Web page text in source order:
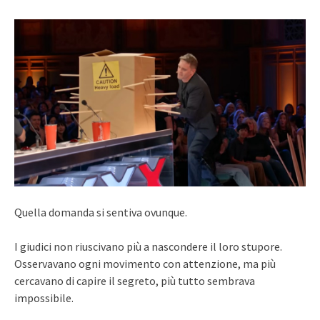
Quella domanda si sentiva ovunque.
I giudici non riuscivano più a nascondere il loro stupore.
Osservavano ogni movimento con attenzione, ma più
cercavano di capire il segreto, più tutto sembrava
impossibile.